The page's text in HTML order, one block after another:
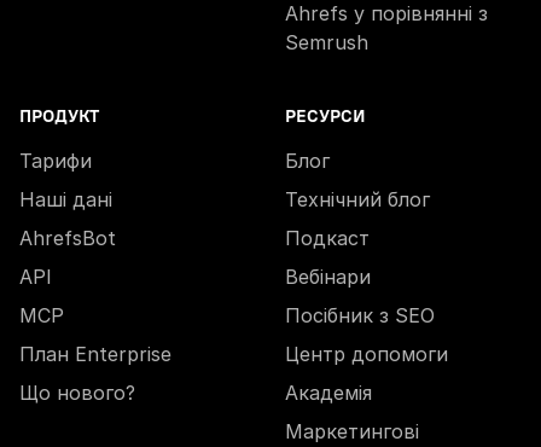
Ahrefs у порівнянні з
Semrush
ПРОДУКТ
Тарифи
Наші дані
AhrefsBot
API
MCP
План Enterprise
Що нового?
РЕСУРСИ
Блог
Технічний блог
Подкаст
Вебінари
Посібник з SEO
Центр допомоги
Академія
Маркетингові